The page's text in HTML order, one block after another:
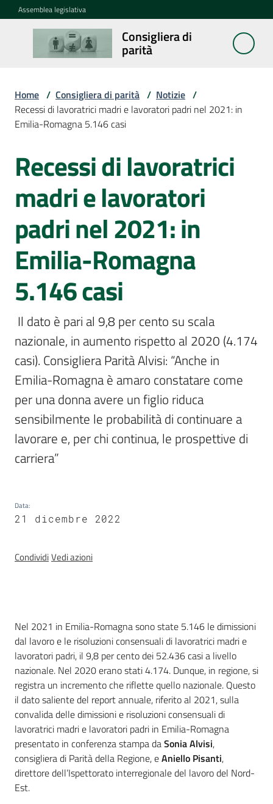
Vai al contenuto
Vai alla navigazione
Vai al footer
Assemblea legislativa
Consigliera di
parità
Consigliera
di parità
Cosa
fa
Notizie
Menu selezionato
rete
Assemblea
legislativa
Assemblea
Attività
Argomenti
Per i media
Home / Consigliera di parità / Notizie /
Recessi di lavoratrici madri e lavoratori padri nel 2021: in
Emilia-Romagna 5.146 casi
Salta al contenuto
Recessi di lavoratrici
madri e lavoratori
padri nel 2021: in
Emilia-Romagna
5.146 casi
nazionale, in aumento rispetto al 2020 (4.174
casi). Consigliera Parità Alvisi: “Anche in
Emilia-Romagna è amaro constatare come
per una donna avere un figlio riduca
sensibilmente le probabilità di continuare a
lavorare e, per chi continua, le prospettive di
carriera”
Data:
21 dicembre 2022
CondividiVedi azioni
Introduzione
Nel 2021 in Emilia-Romagna sono state 5.146 le dimissioni
dal lavoro e le risoluzioni consensuali di lavoratrici madri e
lavoratori padri, il 9,8 per cento dei 52.436 casi a livello
nazionale. Nel 2020 erano stati 4.174. Dunque, in regione, si
registra un incremento che riflette quello nazionale. Questo
il dato saliente del report annuale, riferito al 2021, sulla
convalida delle dimissioni e risoluzioni consensuali di
lavoratrici madri e lavoratori padri in Emilia-Romagna
presentato in conferenza stampa daSonia Alvisi,
consigliera di Parità della Regione, eAniello Pisanti,
direttore dell’Ispettorato interregionale del lavoro del Nord-
Est.